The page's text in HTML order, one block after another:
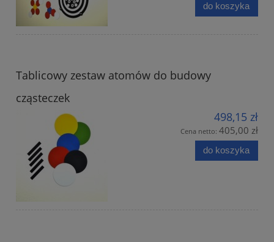
do koszyka
Tablicowy zestaw atomów do budowy
cząsteczek
498,15 zł
Cena netto: 405,00 zł
do koszyka